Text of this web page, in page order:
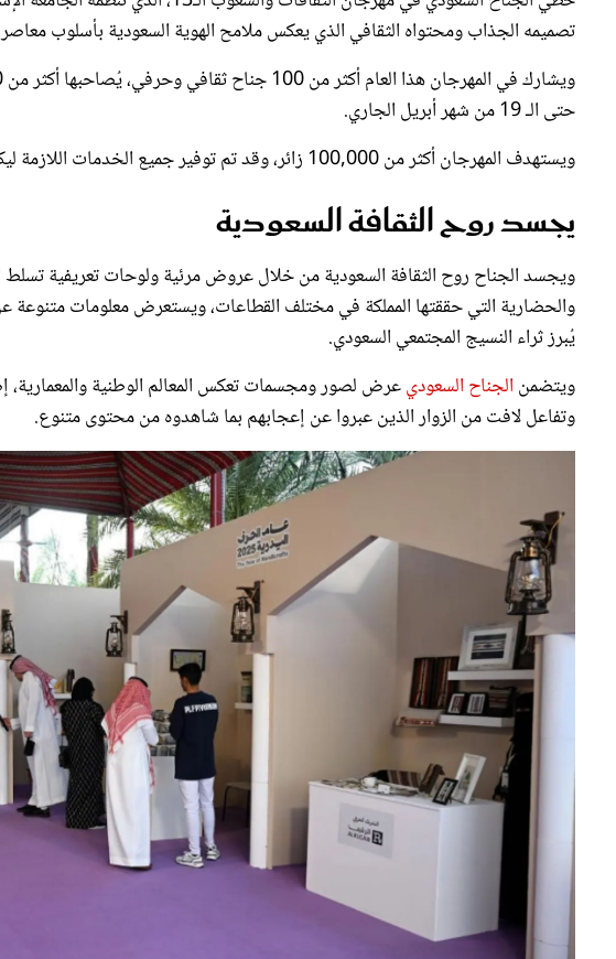
تصميمه الجذاب ومحتواه الثقافي الذي يعكس ملامح الهوية السعودية بأسلوب
حتى الـ 19 من شهر أبريل الجاري.
ويستهدف المهرجان أكثر من 100,000 زائر، وقد تم توفير جميع الخدمات اللازمة ليكون تظاهرة ثقافية واجتماعية تستحق الزيارة.
يجسد روح الثقافة السعودية
ويجسد الجناح روح الثقافة السعودية من خلال عروض مرئية ولوحات تعريفية
والحضارية التي حققتها المملكة في مختلف القطاعات، ويستعرض معلومات متنوعة
يُبرز ثراء النسيج المجتمعي السعودي.
ويتضمن الجناح السعوديعرض لصور ومجسمات تعكس المعالم الوطنية والمعمارية،
وتفاعل لافت من الزوار الذين عبروا عن إعجابهم بما شاهدوه من محتوى متنوع.